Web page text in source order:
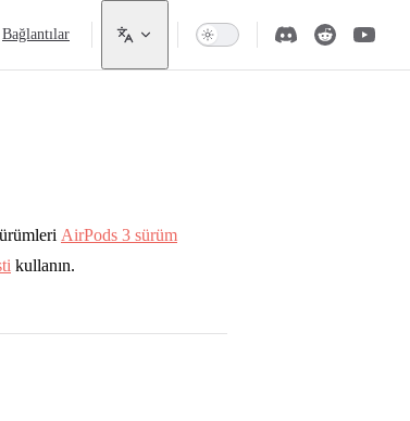
Bağlantılar
AirPods 3 sürüm
kullanın.